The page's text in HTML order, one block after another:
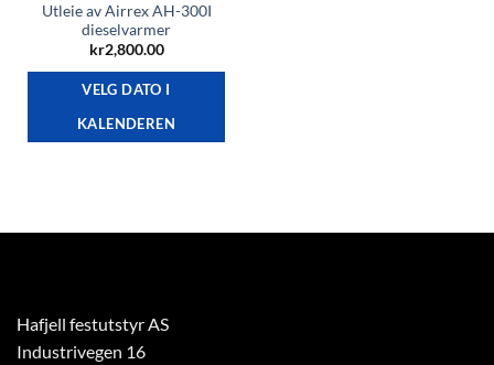
Utleie av Airrex AH-300I
dieselvarmer
kr2,800.00
VELG DATO I
KALENDEREN
Hafjell festutstyr AS
Industrivegen 16